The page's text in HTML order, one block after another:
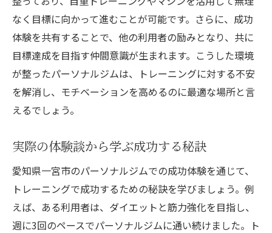
なく目標に向かって進むことが可能です。さらに、成功
体験を共有することで、他の利用者の励みとなり、共に
目標達成を目指す仲間意識が生まれます。こうした環境
が整ったパーソナルジムは、トレーニングに対する不安
を解消し、モチベーションを高めるのに最適な場所と言
えるでしょう。
実際の体験談から学ぶ成功する秘訣
愛知県一宮市のパーソナルジムでの成功体験を通じて、
トレーニングで成功するための秘訣を学びましょう。例
えば、ある利用者は、ダイエットと筋力強化を目指し、
週に3回のペースでパーソナルジムに通い続けました。ト